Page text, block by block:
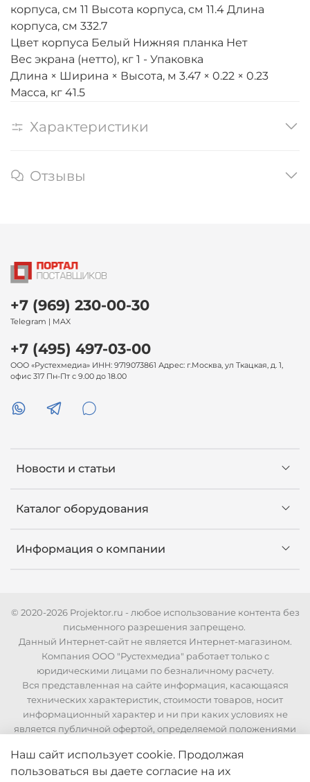
корпуса, см 11 Высота корпуса, см 11.4 Длина
корпуса, см 332.7
Цвет корпуса Белый Нижняя планка Нет
Вес экрана (нетто), кг 1 - Упаковка
Длина × Ширина × Высота, м 3.47 × 0.22 × 0.23
Масса, кг 41.5
Характеристики
Отзывы
Новости и статьи
Каталог оборудования
Информация о компании
+7 (969) 230-00-30
Telegram | MAX
+7 (495) 497-03-00
ООО «Рустехмедиа» ИНН: 9719073861 Адрес: г.Москва, ул Ткацкая, д. 1,
офис 317 Пн-Пт с 9.00 до 18.00
© 2020-2026 Projektor.ru - любое использование контента без
письменного разрешения запрещено.
Данный Интернет-сайт не является Интернет-магазином.
Компания ООО "Рустехмедиа" работает только с
юридическими лицами по безналичному расчету.
Вся представленная на сайте информация, касающаяся
технических характеристик, стоимости товаров, носит
информационный характер и ни при каких условиях не
является публичной офертой, определяемой положениями
стоимости и технических характеристик необходимо
связаться с нашими менеджерами по телефонам указанным
Наш сайт использует cookie. Продолжая
пользоваться вы даете согласие на их